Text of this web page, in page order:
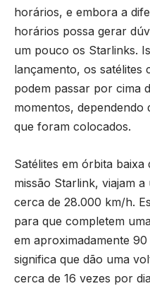
horários, e embora a
horários possa gerar
um pouco os Starlinks.
lançamento, os satélites
podem passar por cima
momentos, dependendo
que foram colocados.
Satélites em órbita
missão Starlink, viajam a
cerca de 28.000 km/h.
para que completem
em aproximadamente
significa que dão uma
cerca de 16 vezes por